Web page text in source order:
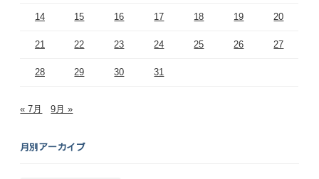
14 15 16 17 18 19 20
21 22 23 24 25 26 27
28 29 30 31
« 7月 9月 »
月別アーカイブ